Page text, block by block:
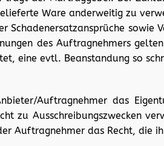
Ware anderweitig zu
sowie
des Auftragnehmers
eine evtl. Beanstandung so
Auftragnehmer das
zu Ausschreibungszwecken
Auftragnehmer das Recht, die